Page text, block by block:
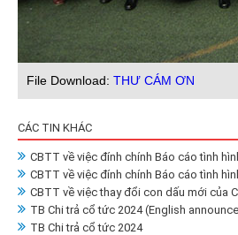
File Download: THƯ CÁM ƠN
CÁC TIN KHÁC
CBTT về việc đính chính Báo cáo tình
CBTT về việc đính chính Báo cáo tình
CBTT về việc thay đổi con dấu mới của
TB Chi trả cổ tức 2024 (English
TB Chi trả cổ tức 2024